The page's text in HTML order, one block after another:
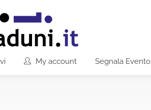
My account Segnala Evento